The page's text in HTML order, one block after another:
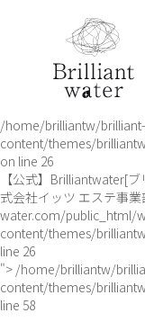
/home/brilliantw/
content/themes/
on line 26
【公式】Brilliantwater[
式会社イッツ エステ事
water.com/public_html/
content/themes/
line 26
"> /home/brilliantw/
content/themes/
line 58